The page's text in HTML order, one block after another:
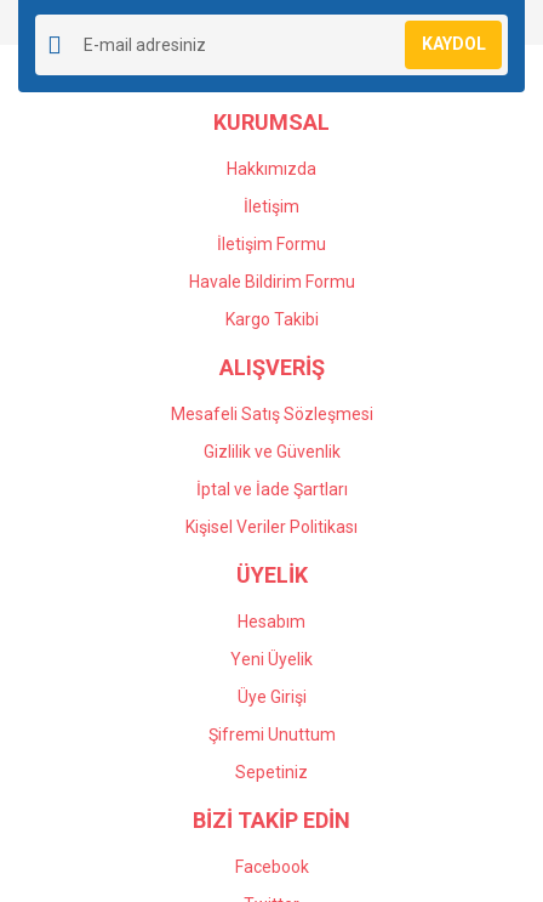
KAYDOL
KURUMSAL
Hakkımızda
İletişim
İletişim Formu
Havale Bildirim Formu
Kargo Takibi
ALIŞVERİŞ
Mesafeli Satış Sözleşmesi
Gizlilik ve Güvenlik
İptal ve İade Şartları
Kişisel Veriler Politikası
ÜYELİK
Hesabım
Yeni Üyelik
Üye Girişi
Şifremi Unuttum
Sepetiniz
BİZİ TAKİP EDİN
Facebook